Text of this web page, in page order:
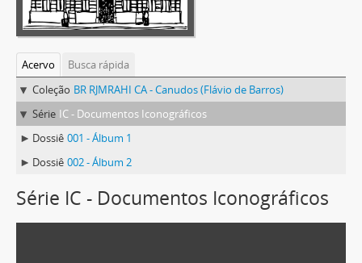
Acervo
Busca rápida
Coleção BR RJMRAHI CA - Canudos (Flávio de Barros)
Série IC - Documentos Iconográficos
Dossiê 001 - Álbum 1
Dossiê 002 - Álbum 2
Série IC - Documentos Iconográficos